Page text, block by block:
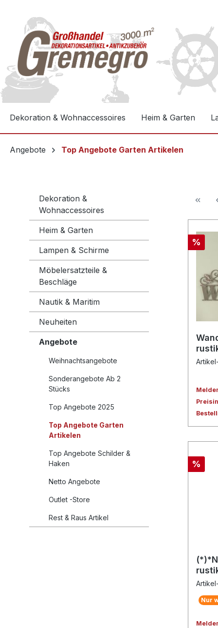
Dekoration & Wohnaccessoires Heim & Garten
Angebote Top Angebote Garten Artikelen
Dekoration &
Wohnaccessoires
Heim & Garten
Lampen & Schirme
Möbelersatzteile &
Beschläge
Nautik & Maritim
Neuheiten
Angebote
Weihnachtsangebote
Sonderangebote Ab 2
Stücks
Top Angebote 2025
Top Angebote Garten
Artikelen
Top Angebote Schilder &
Haken
Netto Angebote
Outlet -Store
Rest & Raus Artikel
%
%
Nur